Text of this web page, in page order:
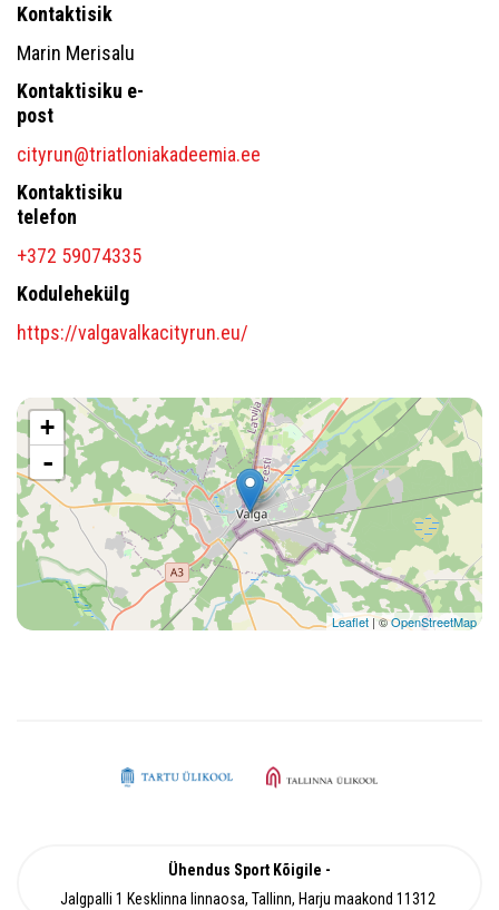
Kontaktisik
Marin Merisalu
Kontaktisiku e-
post
cityrun@triatloniakadeemia.ee
Kontaktisiku
telefon
+372 59074335
Kodulehekülg
https://valgavalkacityrun.eu/
+
-
Leaflet| ©OpenStreetMap
Ühendus Sport Kõigile
Jalgpalli 1 Kesklinna linnaosa, Tallinn, Harju maakond 11312